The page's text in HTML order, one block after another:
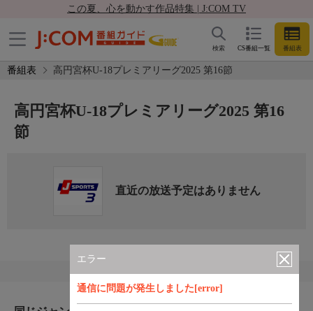
この夏、心を動かす作品特集 | J:COM TV
CS番組一覧 番組表
検索
番組表 高円宮杯U-18プレミアリーグ2025 第16節
エラー
通信に問題が発生しました[error]
高円宮杯U-18プレミアリーグ2025 第16
節
直近の放送予定はありません